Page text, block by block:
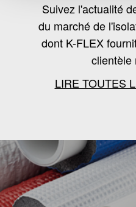
Suivez l'actualité
du marché de
dont K-FLEX
clientèle
LIRE TOUTES